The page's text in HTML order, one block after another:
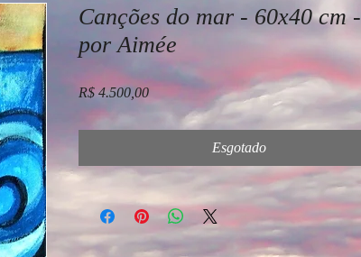
Canções do mar - 60x40 cm -
por Aimée
R$ 4.500,00Preço
Esgotado